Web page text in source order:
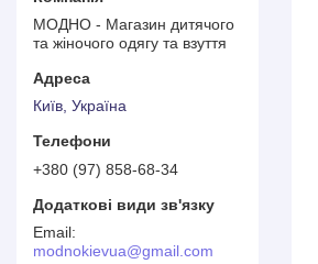
МОДНО - Магазин дитячого
та жіночого одягу та взуття
Київ, Україна
+380 (97) 858-68-34
modnokievua@gmail.com